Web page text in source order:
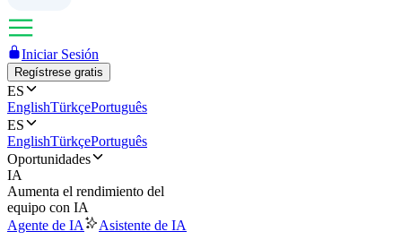
Iniciar Sesión
Regístrese gratis
ES
EnglishTürkçePortuguês
ES
EnglishTürkçePortuguês
Oportunidades
IA
Aumenta el rendimiento del
equipo con IA
Agente de IA
Asistente de IA